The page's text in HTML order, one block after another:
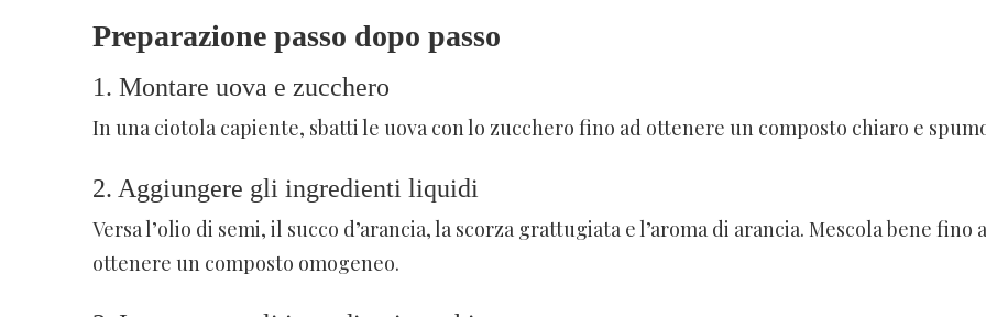
Preparazione passo dopo passo
1. Montare uova e zucchero
In una ciotola capiente, sbatti le uova con lo zucchero fino ad ottenere un composto chiaro e
2. Aggiungere gli ingredienti liquidi
Versa l’olio di semi, il succo d’arancia, la scorza grattugiata e l’aroma di arancia. Mescola bene fino a
ottenere un composto omogeneo.